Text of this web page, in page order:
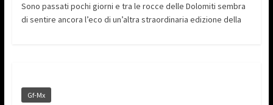
Sono passati pochi giorni e tra le rocce delle Dolomiti sembra
di sentire ancora l’eco di un’altra straordinaria edizione della
Gf-Mx